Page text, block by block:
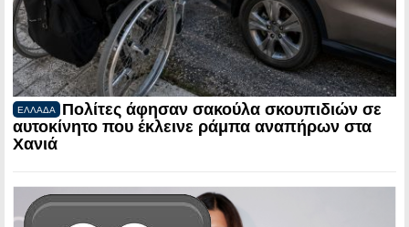
ΕΛΛΑΔΑ
Πολίτες άφησαν σακούλα σκουπιδιών σε
αυτοκίνητο που έκλεινε ράμπα αναπήρων στα
Χανιά